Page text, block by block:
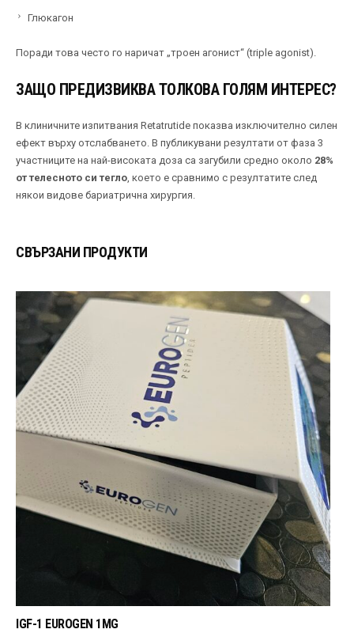
Глюкагон
Поради това често го наричат „троен агонист“ (triple agonist).
ЗАЩО ПРЕДИЗВИКВА ТОЛКОВА ГОЛЯМ ИНТЕРЕС?
В клиничните изпитвания Retatrutide показва изключително силен
ефект върху отслабването. В публикувани резултати от фаза 3
участниците на най-високата доза са загубили средно около 28%
от телесното си тегло, което е сравнимо с резултатите след
някои видове бариатрична хирургия.
СВЪРЗАНИ ПРОДУКТИ
IGF-1 EUROGEN 1MG